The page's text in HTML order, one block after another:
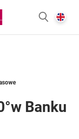
Banku